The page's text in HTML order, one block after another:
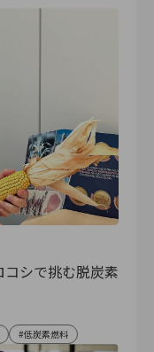
シで挑む脱炭素
低炭素燃料